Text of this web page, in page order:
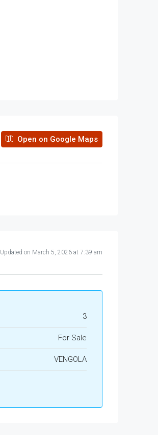
Open on Google Maps
Updated on March 5, 2026 at 7:39 am
3
For Sale
VENGOLA